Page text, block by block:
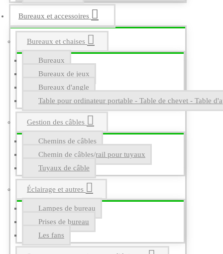
Bureaux et accessoires
Bureaux et chaises
Bureaux
Bureaux de jeux
Bureaux d'angle
Table pour ordinateur portable - Table de chevet - Table
Gestion des câbles
Chemins de câbles
Chemin de câbles/rail pour tuyaux
Tuyaux de câble
Éclairage et autres
Lampes de bureau
Prises de bureau
Les fans